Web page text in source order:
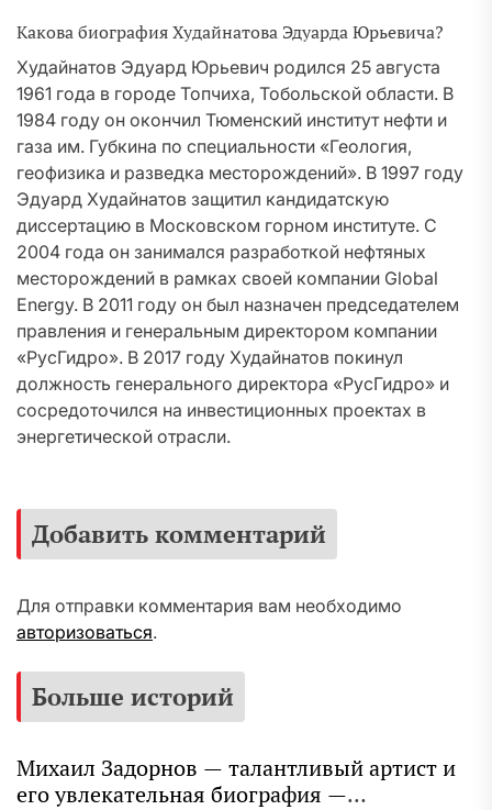
Какова биография Худайнатова Эдуарда Юрьевича?
Худайнатов Эдуард Юрьевич родился 25 августа
1961 года в городе Топчиха, Тобольской области. В
1984 году он окончил Тюменский институт нефти и
газа им. Губкина по специальности «Геология,
геофизика и разведка месторождений». В 1997 году
Эдуард Худайнатов защитил кандидатскую
диссертацию в Московском горном институте. С
2004 года он занимался разработкой нефтяных
месторождений в рамках своей компании Global
Energy. В 2011 году он был назначен председателем
правления и генеральным директором компании
«РусГидро». В 2017 году Худайнатов покинул
должность генерального директора «РусГидро» и
сосредоточился на инвестиционных проектах в
энергетической отрасли.
Добавить комментарий
Для отправки комментария вам необходимо
авторизоваться.
Больше историй
Михаил Задорнов — талантливый артист и
его увлекательная биография —